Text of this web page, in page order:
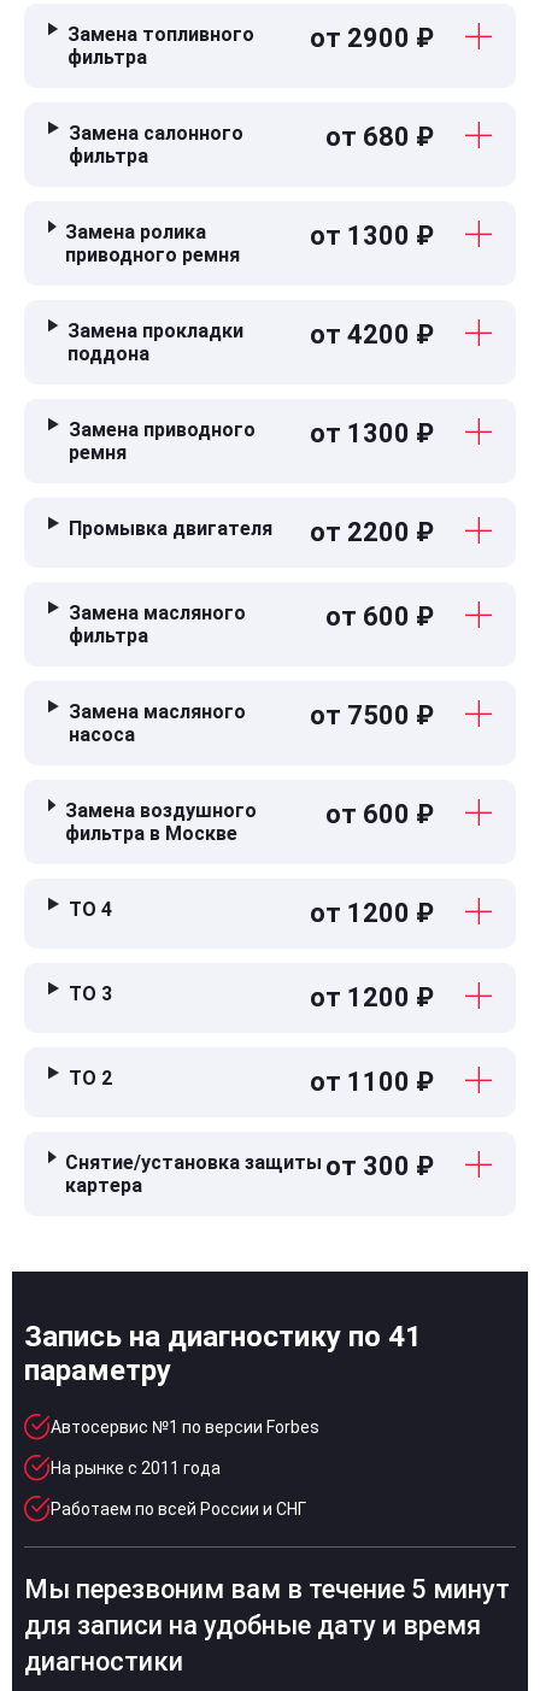
Замена топливного
фильтра
от 2900 ₽
Замена салонного
фильтра
от 680 ₽
Замена ролика
приводного ремня
от 1300 ₽
Замена прокладки
поддона
от 4200 ₽
Замена приводного
ремня
от 1300 ₽
Промывка двигателя от 2200 ₽
Замена масляного
фильтра
от 600 ₽
Замена масляного
насоса
от 7500 ₽
Замена воздушного
фильтра в Москве
от 600 ₽
ТО 4 от 1200 ₽
ТО 3 от 1200 ₽
ТО 2 от 1100 ₽
Снятие/установка защиты
картера
от 300 ₽
Запись на диагностику по 41
параметру
Автосервис №1 по версии Forbes
На рынке с 2011 года
Работаем по всей России и СНГ
Мы перезвоним вам в течение 5 минут
для записи на удобные дату и время
диагностики